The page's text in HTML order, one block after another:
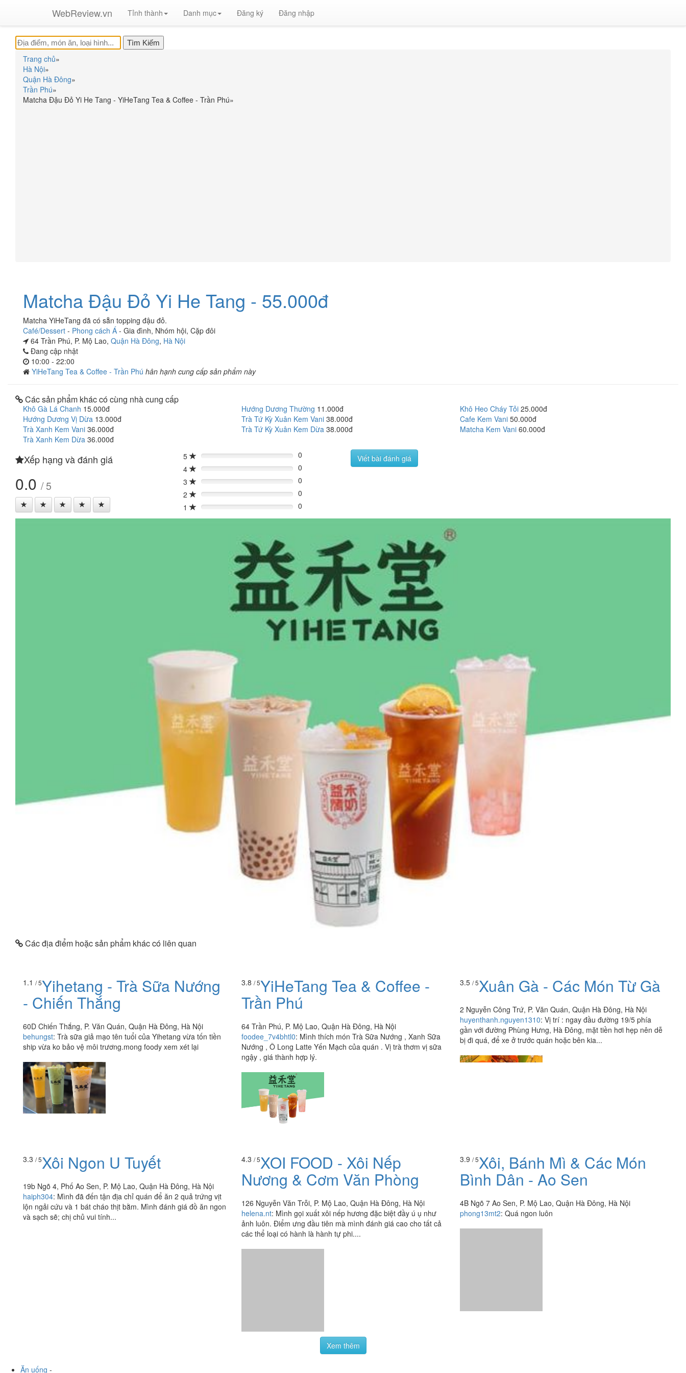
WebReview.vn Tỉnh thành Danh mục Đăng ký Đăng nhập
Trang chủ»
Hà Nội»
Quận Hà Đông»
Trần Phú»
Matcha Đậu Đỏ Yi He Tang - YiHeTang Tea & Coffee - Trần Phú»
Matcha Đậu Đỏ Yi He Tang - 55.000đ
Matcha YiHeTang đã có sẵn topping đậu đỏ.
Café/Dessert - Phong cách Á - Gia đình, Nhóm hội, Cặp đôi
64 Trần Phú, P. Mộ Lao, Quận Hà Đông, Hà Nội
Đang cập nhật
10:00 - 22:00
YiHeTang Tea & Coffee - Trần Phú hân hạnh cung cấp sản phẩm này
Các sản phẩm khác có cùng nhà cung cấp
Khô Gà Lá Chanh 15.000đ Hướng Dương Thường 11.000đ Khô Heo Cháy Tỏi 25.000đ
Hướng Dương Vị Dừa 13.000đ Trà Tứ Kỳ Xuân Kem Vani 38.000đ Cafe Kem Vani 50.000đ
Trà Xanh Kem Vani 36.000đ Trà Tứ Kỳ Xuân Kem Dừa 38.000đ Matcha Kem Vani 60.000đ
Trà Xanh Kem Dừa 36.000đ
Xếp hạng và đánh giá
0.0 / 5
5 0%
0
4
0%
0
3
0%
0
2
0%
0
1
0% 0
Viết bài đánh giá
Các địa điểm hoặc sản phẩm khác có liên quan
1.1 / 5Yihetang - Trà Sữa Nướng
- Chiến Thắng
60D Chiến Thắng, P. Văn Quán, Quận Hà Đông, Hà Nội
behungst: Trà sữa giả mạo tên tuổi của Yihetang vừa tốn tiền
ship vừa ko bảo vệ môi trương.mong foody xem xét lại
3.8 / 5YiHeTang Tea & Coffee -
Trần Phú
64 Trần Phú, P. Mộ Lao, Quận Hà Đông, Hà Nội
foodee_7v4bhtl0: Mình thích món Trà Sữa Nướng , Xanh Sữa
Nướng , Ô Long Latte Yến Mạch của quán . Vị trà thơm vị sữa
ngậy , giá thành hợp lý.
3.5 / 5Xuân Gà - Các Món Từ Gà
2 Nguyễn Công Trứ, P. Văn Quán, Quận Hà Đông, Hà Nội
huyenthanh.nguyen1310: Vị trí : ngay đầu đường 19/5 phía
gần với đường Phùng Hưng, Hà Đông, mặt tiền hơi hẹp nên dễ
bị đi quá, để xe ở trước quán hoặc bên kia...
3.3 / 5Xôi Ngon U Tuyết
19b Ngõ 4, Phố Ao Sen, P. Mộ Lao, Quận Hà Đông, Hà Nội
haiph304: Mình đã đến tận địa chỉ quán để ăn 2 quả trứng vịt
lộn ngải cứu và 1 bát cháo thịt bằm. Mình đánh giá đồ ăn ngon
và sạch sẽ; chị chủ vui tính...
4.3 / 5XOI FOOD - Xôi Nếp
Nương & Cơm Văn Phòng
126 Nguyễn Văn Trỗi, P. Mộ Lao, Quận Hà Đông, Hà Nội
helena.nt: Mình gọi xuất xôi nếp hương đặc biệt đầy ú ụ như
ảnh luôn. Điểm ưng đầu tiên mà mình đánh giá cao cho tất cả
các thể loại có hành là hành tự phi....
3.9 / 5Xôi, Bánh Mì & Các Món
Bình Dân - Ao Sen
4B Ngõ 7 Ao Sen, P. Mộ Lao, Quận Hà Đông, Hà Nội
phong13mt2: Quá ngon luôn
Xem thêm
Ăn uống -